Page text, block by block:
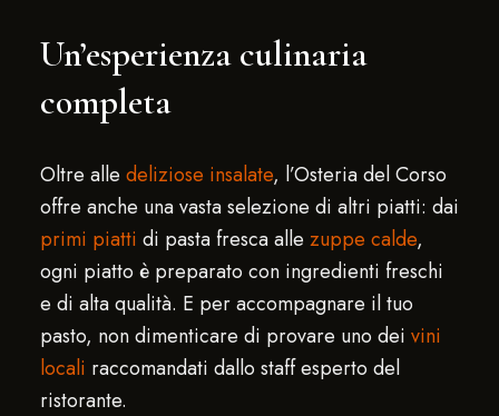
Un’esperienza culinaria
completa
Oltre alle deliziose insalate, l’Osteria del Corso
offre anche una vasta selezione di altri piatti: dai
primi piatti di pasta fresca alle zuppe calde,
ogni piatto è preparato con ingredienti freschi
e di alta qualità. E per accompagnare il tuo
pasto, non dimenticare di provare uno dei vini
locali raccomandati dallo staff esperto del
ristorante.